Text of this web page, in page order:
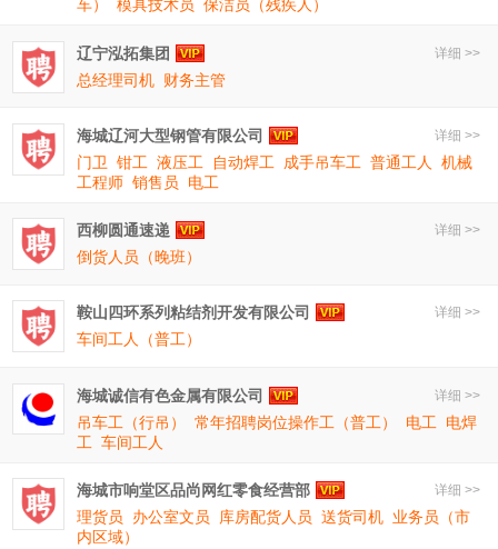
车） 模具技术员 保洁员（残疾人）
详细 >>
辽宁泓拓集团
总经理司机 财务主管
详细 >>
海城辽河大型钢管有限公司
门卫
钳工 液压工 自动焊工 成手吊车工 普通工人
机械
工程师 销售员 电工
详细 >>
西柳圆通速递
倒货人员（晚班）
详细 >>
鞍山四环系列粘结剂开发有限公司
车间工人（普工）
详细 >>
海城诚信有色金属有限公司
吊车工（行吊）
常年招聘岗位操作工（普工） 电工
电焊
工 车间工人
详细 >>
海城市响堂区品尚网红零食经营部
理货员
办公室文员 库房配货人员 送货司机 业务员（市
内区域）